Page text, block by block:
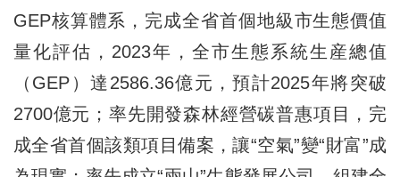
GEP核算體系，完成全省首個地級市生態價值
量化評估，2023年，全市生態系統生産總值
（GEP）達2586.36億元，預計2025年將突破
2700億元；率先開發森林經營碳普惠項目，完
成全省首個該類項目備案，讓“空氣”變“財富”成